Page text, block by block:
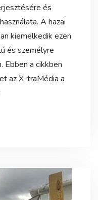
és
A hazai
kiemelkedik ezen
és személyre
Ebben a cikkben
az X-traMédia a